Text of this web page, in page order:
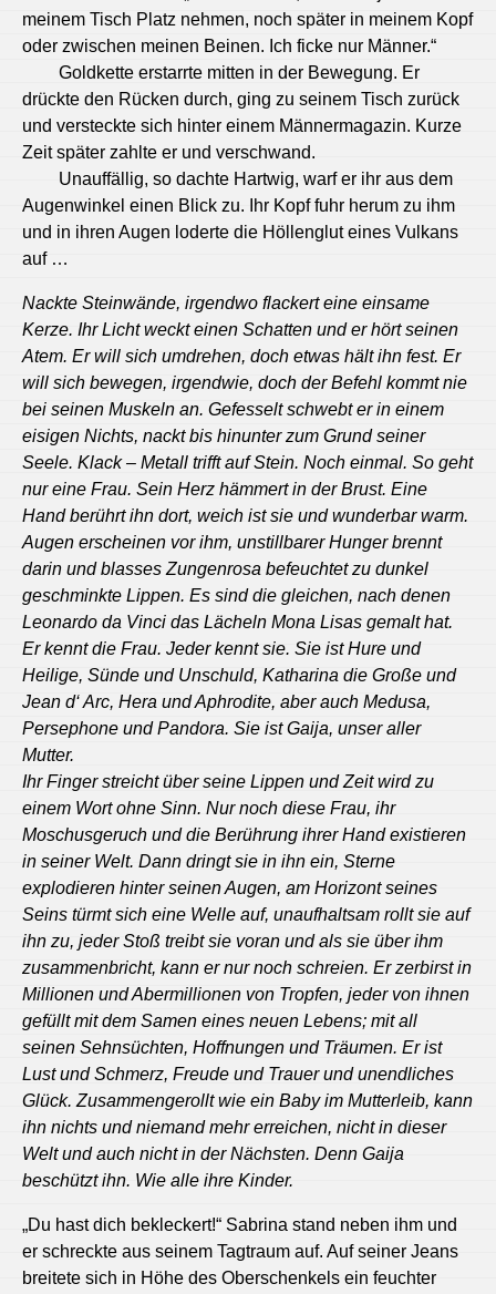
meinem Tisch Platz nehmen, noch später in meinem Kopf
oder zwischen meinen Beinen. Ich ficke nur Männer.“
Goldkette erstarrte mitten in der Bewegung. Er
drückte den Rücken durch, ging zu seinem Tisch zurück
und versteckte sich hinter einem Männermagazin. Kurze
Zeit später zahlte er und verschwand.
Unauffällig, so dachte Hartwig, warf er ihr aus dem
Augenwinkel einen Blick zu. Ihr Kopf fuhr herum zu ihm
und in ihren Augen loderte die Höllenglut eines Vulkans
auf …
Nackte Steinwände, irgendwo flackert eine einsame
Kerze. Ihr Licht weckt einen Schatten und er hört seinen
Atem. Er will sich umdrehen, doch etwas hält ihn fest. Er
will sich bewegen, irgendwie, doch der Befehl kommt nie
bei seinen Muskeln an. Gefesselt schwebt er in einem
eisigen Nichts, nackt bis hinunter zum Grund seiner
Seele. Klack – Metall trifft auf Stein. Noch einmal. So geht
nur eine Frau. Sein Herz hämmert in der Brust. Eine
Hand berührt ihn dort, weich ist sie und wunderbar warm.
Augen erscheinen vor ihm, unstillbarer Hunger brennt
darin und blasses Zungenrosa befeuchtet zu dunkel
geschminkte Lippen. Es sind die gleichen, nach denen
Leonardo da Vinci das Lächeln Mona Lisas gemalt hat.
Er kennt die Frau. Jeder kennt sie. Sie ist Hure und
Heilige, Sünde und Unschuld, Katharina die Große und
Jean d‘ Arc, Hera und Aphrodite, aber auch Medusa,
Persephone und Pandora. Sie ist Gaija, unser aller
Mutter.
Ihr Finger streicht über seine Lippen und Zeit wird zu
einem Wort ohne Sinn. Nur noch diese Frau, ihr
Moschusgeruch und die Berührung ihrer Hand existieren
in seiner Welt. Dann dringt sie in ihn ein, Sterne
explodieren hinter seinen Augen, am Horizont seines
Seins türmt sich eine Welle auf, unaufhaltsam rollt sie auf
ihn zu, jeder Stoß treibt sie voran und als sie über ihm
zusammenbricht, kann er nur noch schreien. Er zerbirst in
Millionen und Abermillionen von Tropfen, jeder von ihnen
gefüllt mit dem Samen eines neuen Lebens; mit all
seinen Sehnsüchten, Hoffnungen und Träumen. Er ist
Lust und Schmerz, Freude und Trauer und unendliches
Glück. Zusammengerollt wie ein Baby im Mutterleib, kann
ihn nichts und niemand mehr erreichen, nicht in dieser
Welt und auch nicht in der Nächsten. Denn Gaija
beschützt ihn. Wie alle ihre Kinder.
„Du hast dich bekleckert!“ Sabrina stand neben ihm und
er schreckte aus seinem Tagtraum auf. Auf seiner Jeans
breitete sich in Höhe des Oberschenkels ein feuchter